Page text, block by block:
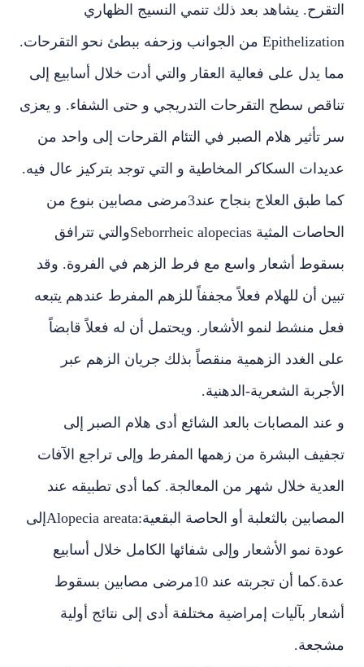
التقرح. يشاهد بعد ذلك تنمي النسيج الظهاري
Epithelization من الجوانب وزحفه ببطئ نحو التقرحات.
مما يدل على فعالية العقار والتي أدت خلال أسابيع إلى
تناقص سطح التقرحات التدريجي و حتى الشفاء. و يعزى
سر تأثير هلام الصبر في التئام القرحات إلى واحد من
عديدات السكاكر المخاطية و التي توجد بتركيز عال فيه.
كما طبق العلاج بنجاح عند3مرضى مصابين بنوع من
الحاصات المثية Seborrheic alopeciasوالتي تترافق
بسقوط أشعار واسع مع فرط الزهم في الفروة. وقد
تبين أن للهلام فعلاً مجففاً للزهم المفرط عندهم يتبعه
فعل منشط لنمو الأشعار. ويحتمل أن له فعلاً قابضاً
على الغدد الزهمية منقصاً بذلك جريان الزهم عبر
الأجربة الشعرية-الدهنية.
و عند المصابات بالعد الشائع أدى هلام الصبر إلى
تجفيف البشرة من زهمها المفرط وإلى تراجع الآفات
العدية خلال شهر من المعالجة. كما أدى تطبيقه عند
المصابين بالثعلبة أو الحاصة البقعية:Alopecia areataإلى
عودة نمو الأشعار وإلى شفائها الكامل خلال أسابيع
عدة.كما أن تجربته عند 10مرضى مصابين بسقوط
أشعار بآليات إمراضية مختلفة أدى إلى نتائج أولية
مشجعة.